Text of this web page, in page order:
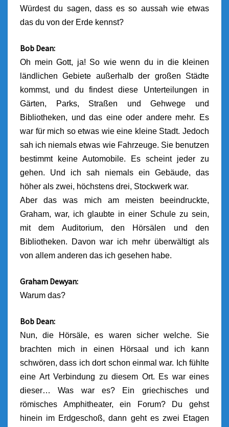
Würdest du sagen, dass es so aussah wie etwas
das du von der Erde kennst?
Bob Dean:
Oh mein Gott, ja! So wie wenn du in die kleinen
ländlichen Gebiete außerhalb der großen Städte
kommst, und du findest diese Unterteilungen in
Gärten, Parks, Straßen und Gehwege und
Bibliotheken, und das eine oder andere mehr. Es
war für mich so etwas wie eine kleine Stadt. Jedoch
sah ich niemals etwas wie Fahrzeuge. Sie benutzen
bestimmt keine Automobile. Es scheint jeder zu
gehen. Und ich sah niemals ein Gebäude, das
höher als zwei, höchstens drei, Stockwerk war.
Aber das was mich am meisten beeindruckte,
Graham, war, ich glaubte in einer Schule zu sein,
mit dem Auditorium, den Hörsälen und den
Bibliotheken. Davon war ich mehr überwältigt als
von allem anderen das ich gesehen habe.
Graham Dewyan:
Warum das?
Bob Dean:
Nun, die Hörsäle, es waren sicher welche. Sie
brachten mich in einen Hörsaal und ich kann
schwören, dass ich dort schon einmal war. Ich fühlte
eine Art Verbindung zu diesem Ort. Es war eines
dieser… Was war es? Ein griechisches und
römisches Amphitheater, ein Forum? Du gehst
hinein im Erdgeschoß, dann geht es zwei Etagen